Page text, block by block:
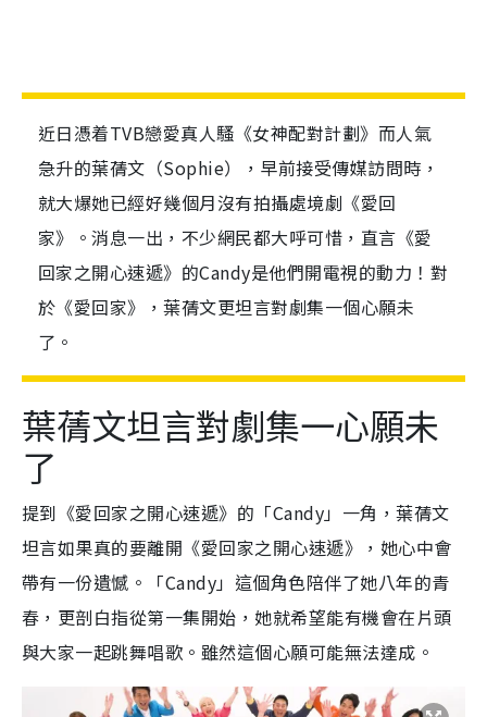
近日憑着TVB戀愛真人騷《女神配對計劃》而人氣
急升的葉蒨文（Sophie），早前接受傳媒訪問時，
就大爆她已經好幾個月沒有拍攝處境劇《愛回
家》。消息一出，不少網民都大呼可惜，直言《愛
回家之開心速遞》的Candy是他們開電視的動力！對
於《愛回家》，葉蒨文更坦言對劇集一個心願未
了。
葉蒨文坦言對劇集一心願未
了
提到《愛回家之開心速遞》的「Candy」一角，葉蒨文
坦言如果真的要離開《愛回家之開心速遞》，她心中會
帶有一份遺憾。「Candy」這個角色陪伴了她八年的青
春，更剖白指從第一集開始，她就希望能有機會在片頭
與大家一起跳舞唱歌。雖然這個心願可能無法達成。